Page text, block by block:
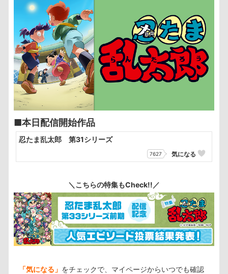
■本日配信開始作品
忍たま乱太郎 第31シリーズ
7627 気になる
＼こちらの特集もCheck!!／
「気になる」 をチェックで、マイページからいつでも確認